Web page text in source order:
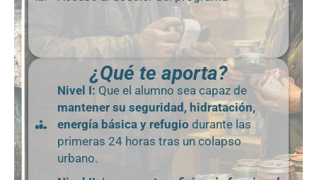
¿Qué te aporta?
Nivel I: Que el alumno sea capaz de
mantener su seguridad, hidratación,
energía básica y refugio durante las
primeras 24 horas tras un colapso
urbano.